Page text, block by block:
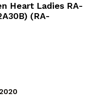
Heart Ladies RA-
(RA-